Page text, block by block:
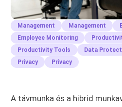
Management Management
Employee Monitoring
Productivity Tools
Data
Privacy
Privacy
A távmunka és a hibrid